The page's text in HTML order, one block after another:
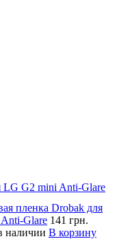
LG G2 mini Anti-Glare
пленка Drobak для
Glare 141 грн.
наличии В корзину